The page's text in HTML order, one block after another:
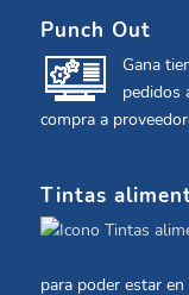
Punch Out
Gana
pedidos
compra a
Tintas
para poder estar